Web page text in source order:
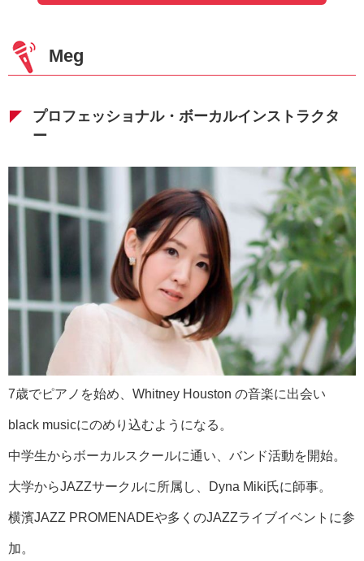
Meg
プロフェッショナル・ボーカルインストラクタ
ー
7歳でピアノを始め、Whitney Houston の音楽に出会い
black musicにのめり込むようになる。
中学生からボーカルスクールに通い、バンド活動を開始。
大学からJAZZサークルに所属し、Dyna Miki氏に師事。
横濱JAZZ PROMENADEや多くのJAZZライブイベントに参
加。